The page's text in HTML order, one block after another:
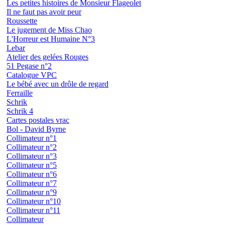
Les petites histoires de Monsieur Flageolet
Il ne faut pas avoir peur
Roussette
Le jugement de Miss Chao
L'Horreur est Humaine N°3
Lebar
Atelier des gelées Rouges
51 Pegase n°2
Catalogue VPC
Le bébé avec un drôle de regard
Ferraille
Schrik
Schrik 4
Cartes postales vrac
Bol - David Byrne
Collimateur n°1
Collimateur n°2
Collimateur n°3
Collimateur n°5
Collimateur n°6
Collimateur n°7
Collimateur n°9
Collimateur n°10
Collimateur n°11
Collimateur